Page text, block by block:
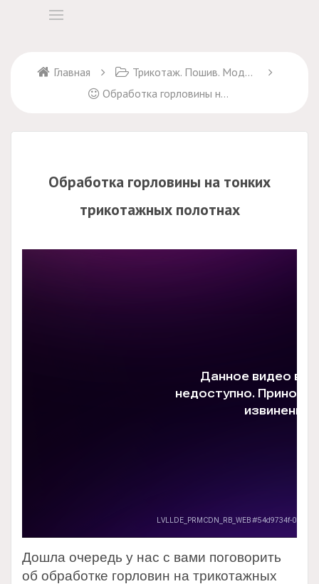
Главная
Трикотаж. Пошив. Моделирование
Обработка горловины на тонких трикотажных полотнах
Обработка горловины на тонких
трикотажных полотнах
Дошла очередь у нас с вами поговорить
об обработке горловин на трикотажных